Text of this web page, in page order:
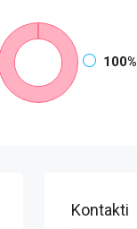
100%
Kontakti